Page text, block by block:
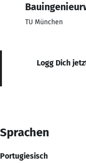
TU München
Logg Dich
Sprachen
Portugiesisch